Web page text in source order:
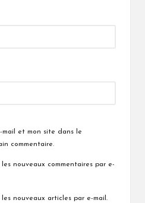
mail et mon site dans le
commentaire.
nouveaux commentaires par e-
nouveaux articles par e-mail.